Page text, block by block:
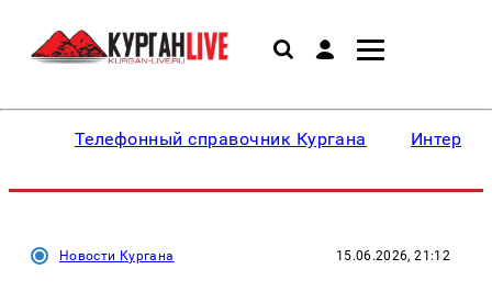
Телефонный справочник Кургана
Новости Кургана 15.06.2026, 21:12